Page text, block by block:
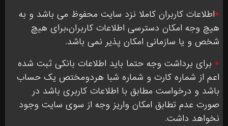
*اطلاعات کاربران کاملا نزد سایت محفوظ می باشد و به
هیچ وجه امکان دسترسی اطلاعات کاربران،برای هیچ
شخص و یا سازمانی امکان پذیر نمی باشد.
* برای برداشت وجه حتما باید اطلاعات بانکی ثبت شده
اعم از شماره کارت و شماره شبا هردومختص یک حساب
باشد و درخواست مطابق با اطلاعات کاربری باشد در
صورت عدم تطابق امکان واریز وجه از سوی سایت وجود
نخواهد داشت.